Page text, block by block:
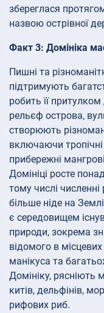
збереглася
назвою острівної
Факт 3: Домініка
Пишні та
підтримують
робить її
рельєф острова,
створюють
включаючи тропічні
прибережні
Домініці росте
тому числі численні
більше ніде на
є середовищем
природи, зокрема
відомого в
манікуса та
Домініку,
китів, дельфінів,
рифових риб.